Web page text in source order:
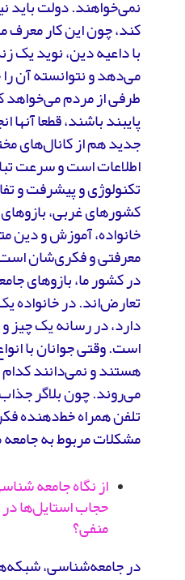
نمی‌خواهند. دولت باید
کند، چون این کار
با داعیه دین، نوید یک
می‌دهد و نتوانسته آن
طرفی از مردم
پایبند باشند، قطعا
جدید هم از کانال‌های
اطلاعات است و سرعت
تکنولوژی و پیشرفت و
کشورهای غربی،
خانواده، آموزش و دین
معرفتی و فکری‌شان
در کشور ما، بازوهای
تعارض‌اند. در
دارد، در رسانه یک
است. وقتی جوانان با
هستند و نمی‌دانند
می‌روند. چون بلاگر
تلفن همراه خط‌دهنده
مشکلات مربوط به
از نگاه جامعه
حجاب استایل‌ها
منفی؟
در جامعه‌شناسی،